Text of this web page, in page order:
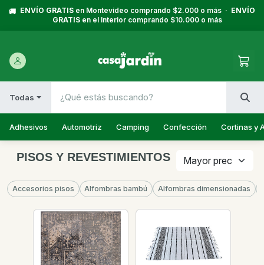
🚚 ENVÍO GRATISen Montevideo comprando $2.000 o más · ENVÍO
GRATIS en el Interior comprando $10.000 o más
Todas
Adhesivos Automotriz Camping Confección Cortinas y
PISOS Y REVESTIMIENTOS
Accesorios pisos Alfombras bambú Alfombras dimensionadas